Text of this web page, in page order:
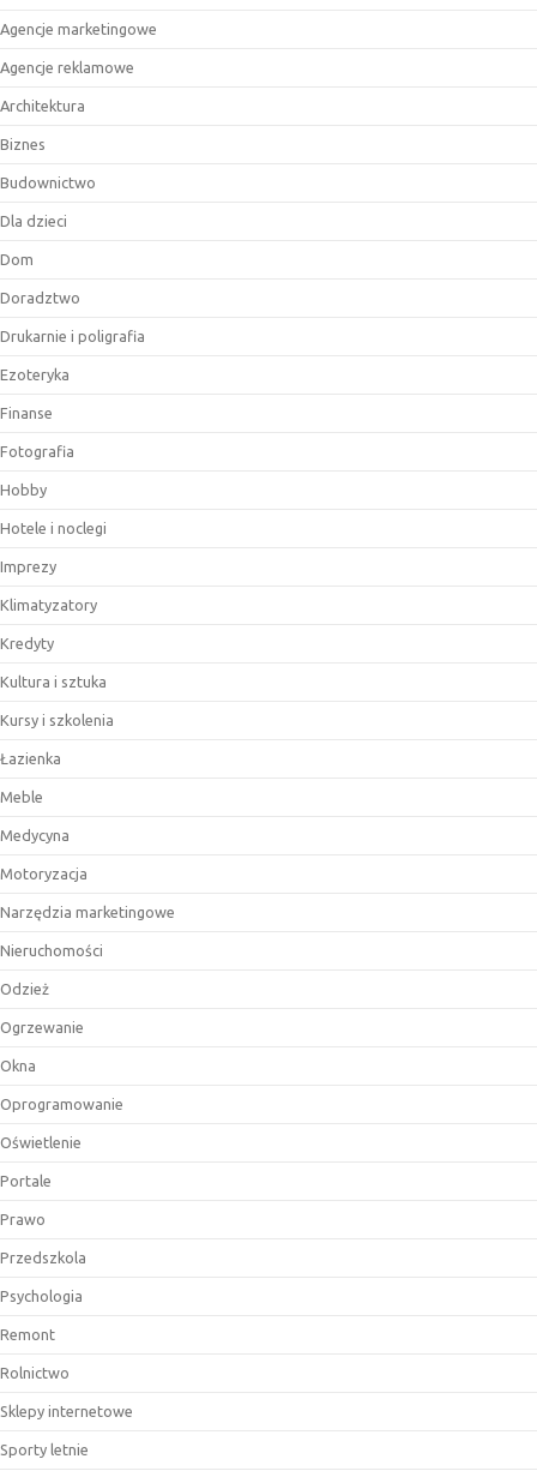
Agencje marketingowe
Agencje reklamowe
Architektura
Biznes
Budownictwo
Dla dzieci
Dom
Doradztwo
Drukarnie i poligrafia
Ezoteryka
Finanse
Fotografia
Hobby
Hotele i noclegi
Imprezy
Klimatyzatory
Kredyty
Kultura i sztuka
Kursy i szkolenia
Łazienka
Meble
Medycyna
Motoryzacja
Narzędzia marketingowe
Nieruchomości
Odzież
Ogrzewanie
Okna
Oprogramowanie
Oświetlenie
Portale
Prawo
Przedszkola
Psychologia
Remont
Rolnictwo
Sklepy internetowe
Sporty letnie